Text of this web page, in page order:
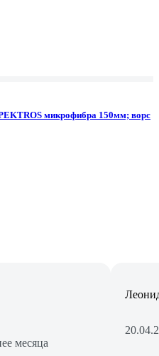
микрофибра 150мм; ворс
месяца